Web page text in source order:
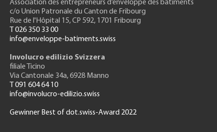
Association des entrepreneurs d’enveloppe des bâtiments
c/o Union Patronale du Canton de Fribourg
Rue de l'Hôpital 15, CP 592, 1701 Fribourg
T 026 350 33 00
info@enveloppe-batiments.swiss
Involucro edilizio Svizzera
filiale Ticino
Via Cantonale 34a, 6928 Manno
T 091 604 64 10
info@involucro-edilizio.swiss
Gewinner Best of dot.swiss-Award 2022